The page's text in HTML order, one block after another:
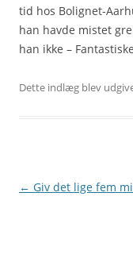
tid hos Bolignet-
han havde mistet
han ikke –
Dette indlæg blev
Indlægsnavigation
← Giv det lige fem